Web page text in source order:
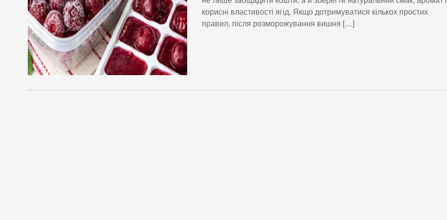
корисні властивості ягід. Якщо дотримуватися кількох простих
правил, після розморожування вишня […]